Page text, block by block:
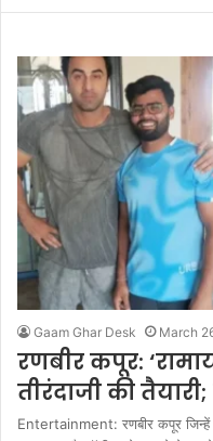
Gaam Ghar Desk March
रणबीर कपूर:
तीरंदाजी की
Entertainment: रणबीर कपूर जिन्हें